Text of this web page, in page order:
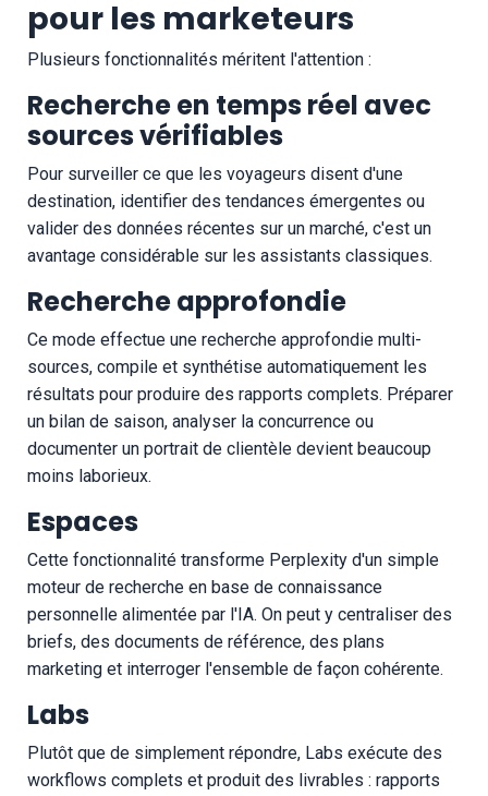
pour les marketeurs
Plusieurs fonctionnalités méritent l'attention :
Recherche en temps réel avec
sources vérifiables
Pour surveiller ce que les voyageurs disent d'une
destination, identifier des tendances émergentes ou
valider des données récentes sur un marché, c'est un
avantage considérable sur les assistants classiques.
Recherche approfondie
Ce mode effectue une recherche approfondie multi-
sources, compile et synthétise automatiquement les
résultats pour produire des rapports complets. Préparer
un bilan de saison, analyser la concurrence ou
documenter un portrait de clientèle devient beaucoup
moins laborieux.
Espaces
Cette fonctionnalité transforme Perplexity d'un simple
moteur de recherche en base de connaissance
personnelle alimentée par l'IA. On peut y centraliser des
briefs, des documents de référence, des plans
marketing et interroger l'ensemble de façon cohérente.
Labs
Plutôt que de simplement répondre, Labs exécute des
workflows complets et produit des livrables : rapports